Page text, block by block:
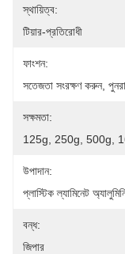
স্থায়িত্ব:
টিয়ার-প্রতিরোধী
ফাংশন:
সতেজতা সংরক্ষণ করুন,
সক্ষমতা:
125g, 250g, 500g,
উপাদান:
প্লাস্টিক ল্যামিনেট
বন্ধ:
জিপার